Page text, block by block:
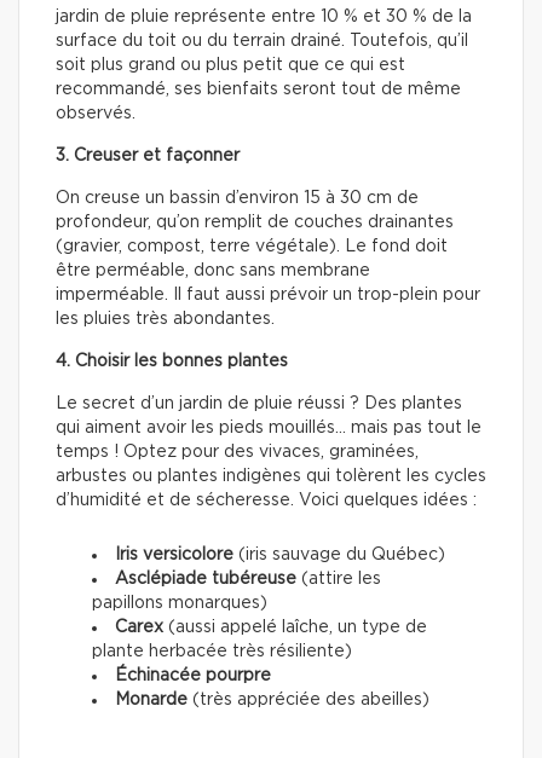
jardin de pluie représente entre 10 % et 30 % de la
surface du toit ou du terrain drainé. Toutefois, qu’il
soit plus grand ou plus petit que ce qui est
recommandé, ses bienfaits seront tout de même
observés.
3. Creuser et façonner
On creuse un bassin d’environ 15 à 30 cm de
profondeur, qu’on remplit de couches drainantes
(gravier, compost, terre végétale). Le fond doit
être perméable, donc sans membrane
imperméable. Il faut aussi prévoir un trop-plein pour
les pluies très abondantes.
4. Choisir les bonnes plantes
Le secret d’un jardin de pluie réussi ? Des plantes
qui aiment avoir les pieds mouillés… mais pas tout le
temps ! Optez pour des vivaces, graminées,
arbustes ou plantes indigènes qui tolèrent les cycles
d’humidité et de sécheresse. Voici quelques idées :
Iris versicolore (iris sauvage du Québec)
Asclépiade tubéreuse (attire les
papillons monarques)
Carex (aussi appelé laîche, un type de
plante herbacée très résiliente)
Échinacée pourpre
Monarde (très appréciée des abeilles)